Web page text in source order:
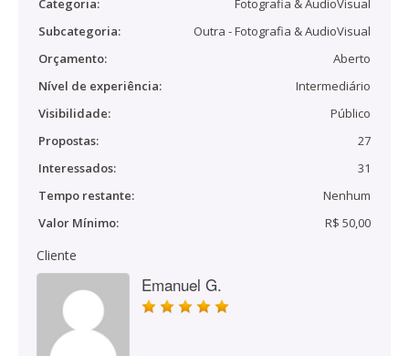
Categoria:
Fotografia & AudioVisual
Subcategoria:
Outra - Fotografia & AudioVisual
Orçamento:
Aberto
Nível de experiência:
Intermediário
Visibilidade:
Público
Propostas:
27
Interessados:
31
Tempo restante:
Nenhum
Valor Mínimo:
R$ 50,00
Cliente
Emanuel G.